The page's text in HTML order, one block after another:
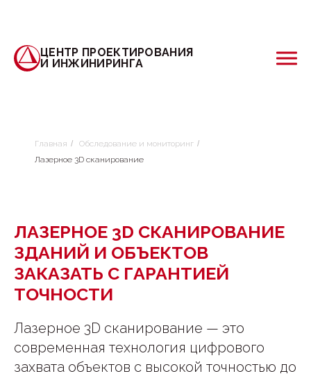
ЦЕНТР ПРОЕКТИРОВАНИЯ
И ИНЖИНИРИНГА
Главная / Обследование и мониторинг /
Лазерное 3D сканирование
ЛАЗЕРНОЕ 3D СКАНИРОВАНИЕ
ЗДАНИЙ И ОБЪЕКТОВ
ЗАКАЗАТЬ С ГАРАНТИЕЙ
ТОЧНОСТИ
Лазерное 3D сканирование — это
современная технология цифрового
захвата объектов с высокой точностью до